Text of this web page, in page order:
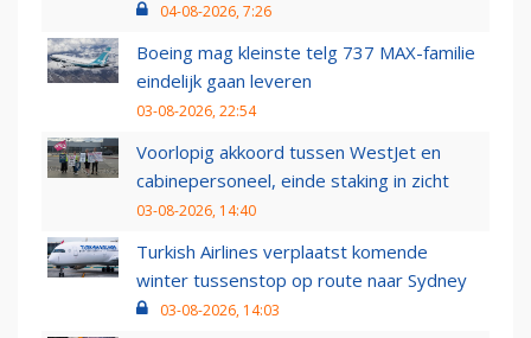
04-08-2026, 7:26
Boeing mag kleinste telg 737 MAX-familie
eindelijk gaan leveren
03-08-2026, 22:54
Voorlopig akkoord tussen WestJet en
cabinepersoneel, einde staking in zicht
03-08-2026, 14:40
Turkish Airlines verplaatst komende
winter tussenstop op route naar Sydney
03-08-2026, 14:03